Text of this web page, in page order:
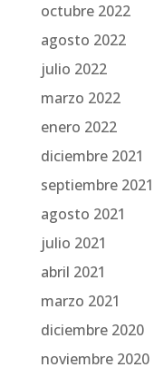
octubre 2022
agosto 2022
julio 2022
marzo 2022
enero 2022
diciembre 2021
septiembre 2021
agosto 2021
julio 2021
abril 2021
marzo 2021
diciembre 2020
noviembre 2020